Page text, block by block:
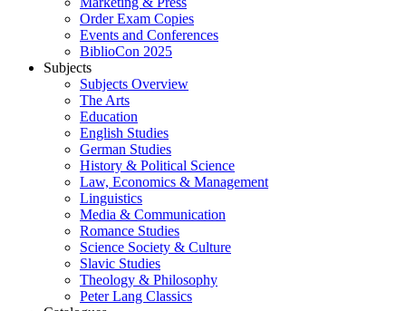
Order Exam Copies
Events and Conferences
BiblioCon 2025
Subjects
Subjects Overview
The Arts
Education
English Studies
German Studies
History & Political Science
Law, Economics & Management
Linguistics
Media & Communication
Romance Studies
Science Society & Culture
Slavic Studies
Theology & Philosophy
Peter Lang Classics